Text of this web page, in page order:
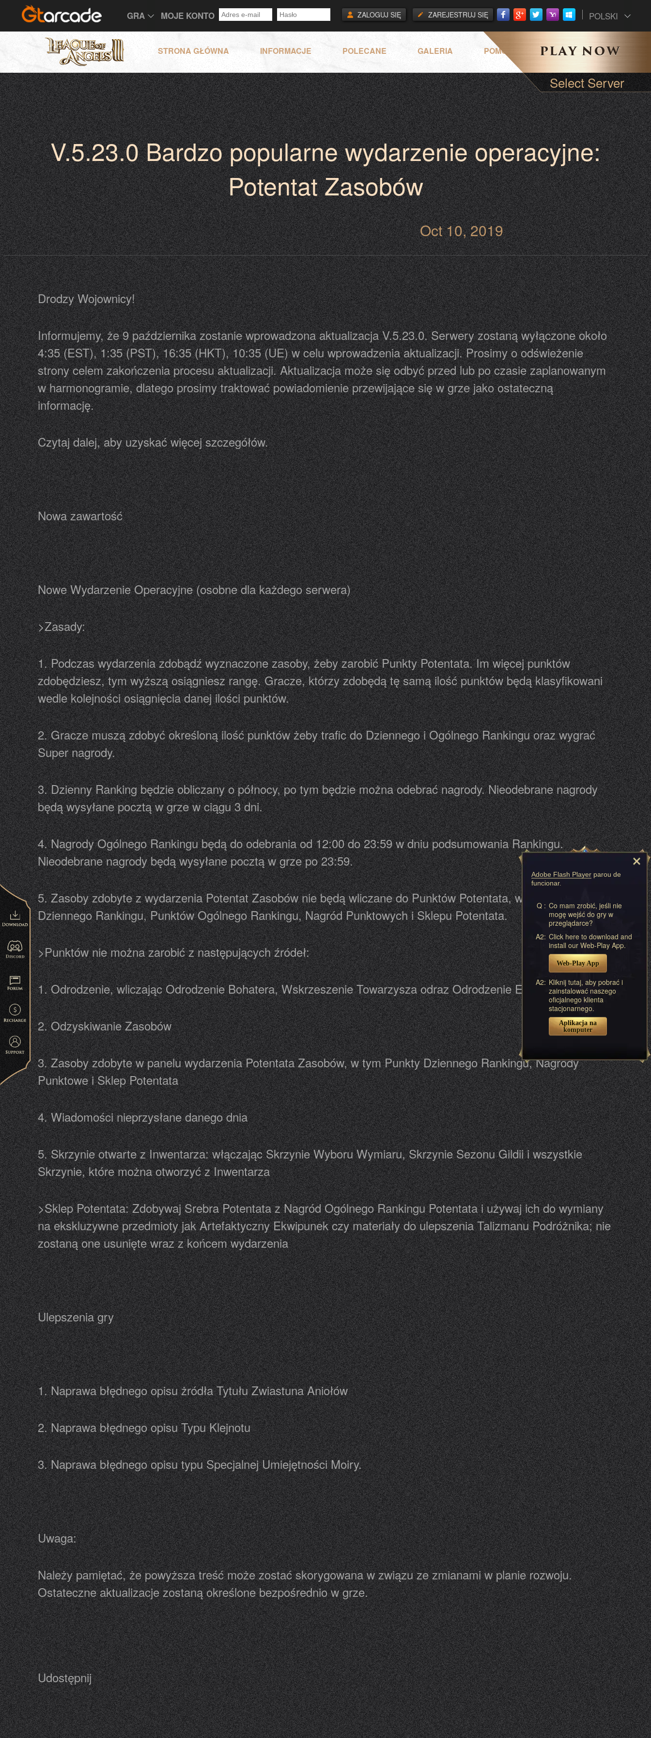
GRA MOJE KONTO POLSKI
ZAREJESTRUJ SIĘ
ZALOGUJ SIĘ
STRONA GŁÓWNA INFORMACJE POLECANE GALERIA POMOC
Select Server
V.5.23.0 Bardzo popularne wydarzenie operacyjne:
Potentat Zasobów
Oct 10, 2019
Drodzy Wojownicy!
Informujemy, że 9 października zostanie wprowadzona aktualizacja V.5.23.0. Serwery zostaną wyłączone około
4:35 (EST), 1:35 (PST), 16:35 (HKT), 10:35 (UE) w celu wprowadzenia aktualizacji. Prosimy o odświeżenie
strony celem zakończenia procesu aktualizacji. Aktualizacja może się odbyć przed lub po czasie zaplanowanym
w harmonogramie, dlatego prosimy traktować powiadomienie przewijające się w grze jako ostateczną
informację.
Czytaj dalej, aby uzyskać więcej szczegółów.
Nowa zawartość
Nowe Wydarzenie Operacyjne (osobne dla każdego serwera)
>Zasady:
1. Podczas wydarzenia zdobądź wyznaczone zasoby, żeby zarobić Punkty Potentata. Im więcej punktów
zdobędziesz, tym wyższą osiągniesz rangę. Gracze, którzy zdobędą tę samą ilość punktów będą klasyfikowani
wedle kolejności osiągnięcia danej ilości punktów.
2. Gracze muszą zdobyć określoną ilość punktów żeby trafic do Dziennego i Ogólnego Rankingu oraz wygrać
Super nagrody.
3. Dzienny Ranking będzie obliczany o północy, po tym będzie można odebrać nagrody. Nieodebrane nagrody
będą wysyłane pocztą w grze w ciągu 3 dni.
4. Nagrody Ogólnego Rankingu będą do odebrania od 12:00 do 23:59 w dniu podsumowania Rankingu.
Nieodebrane nagrody będą wysyłane pocztą w grze po 23:59.
5. Zasoby zdobyte z wydarzenia Potentat Zasobów nie będą wliczane do Punktów Potentata, w tym Punktów
Dziennego Rankingu, Punktów Ogólnego Rankingu, Nagród Punktowych i Sklepu Potentata.
>Punktów nie można zarobić z następujących źródeł:
1. Odrodzenie, wliczając Odrodzenie Bohatera, Wskrzeszenie Towarzysza odraz Odrodzenie Ekwipunku
2. Odzyskiwanie Zasobów
3. Zasoby zdobyte w panelu wydarzenia Potentata Zasobów, w tym Punkty Dziennego Rankingu, Nagrody
Punktowe i Sklep Potentata
4. Wiadomości nieprzysłane danego dnia
5. Skrzynie otwarte z Inwentarza: włączając Skrzynie Wyboru Wymiaru, Skrzynie Sezonu Gildii i wszystkie
Skrzynie, które można otworzyć z Inwentarza
>Sklep Potentata: Zdobywaj Srebra Potentata z Nagród Ogólnego Rankingu Potentata i używaj ich do wymiany
na ekskluzywne przedmioty jak Artefaktyczny Ekwipunek czy materiały do ulepszenia Talizmanu Podróżnika; nie
zostaną one usunięte wraz z końcem wydarzenia
Ulepszenia gry
1. Naprawa błędnego opisu żródła Tytułu Zwiastuna Aniołów
2. Naprawa błędnego opisu Typu Klejnotu
3. Naprawa błędnego opisu typu Specjalnej Umiejętności Moiry.
Uwaga:
Należy pamiętać, że powyższa treść może zostać skorygowana w związu ze zmianami w planie rozwoju.
Ostateczne aktualizacje zostaną określone bezpośrednio w grze.
Udostępnij
Adobe Flash Player parou de
funcionar.
Q : Co mam zrobić, jeśli nie
mogę wejść do gry w
przeglądarce?
A2: Click here to download and
install our Web-Play App.
Web-Play App
A2: Kliknij tutaj, aby pobrać i
zainstalować naszego
oficjalnego klienta
stacjonarnego.
Aplikacja na
komputer